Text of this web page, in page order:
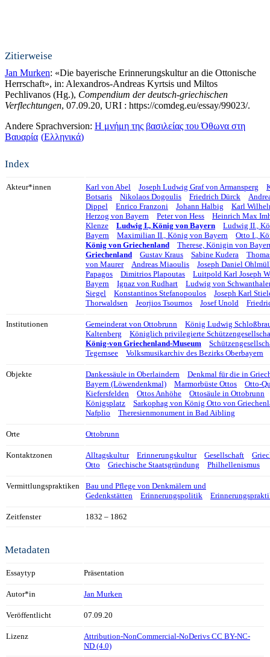
Zitierweise
Jan Murken: «Die bayerische Erinnerungskultur an die Ottonische
Herrschaft», in: Alexandros-Andreas Kyrtsis und Miltos
Pechlivanos (Hg.), Compendium der deutsch-griechischen
Verflechtungen, 07.09.20, URI : https://comdeg.eu/essay/99023/.
Andere Sprachversion: Η μνήμη της βασιλείας του Όθωνα στη
Βαυαρία Ελληνικά
Index
Akteur*innen Karl von Abel Joseph Ludwig Graf von Armansperg
Botsaris
Nikolaos Dogoulis Friedrich Dürck
Dippel
Enrico Franzoni Johann Halbig
Karl
Herzog von Bayern
Peter von Hess
Heinrich Max
Klenze
Ludwig I., König von Bayern
Ludwig II.,
Bayern
Maximilian II., König von Bayern
Otto I.,
König von Griechenland
Therese, Königin von
Griechenland
Gustav Kraus Sabine Kudera
von Maurer
Andreas Miaoulis
Joseph Daniel
Papagos
Dimitrios Plapoutas
Luitpold Karl Joseph
Bayern
Ignaz von Rudhart
Ludwig von
Siegel
Konstantinos Stefanopoulos
Joseph Karl
Thorwaldsen
Jeorjios Tsournos Josef Unold
Institutionen Gemeinderat von Ottobrunn
König Ludwig
Kaltenberg
Königlich privilegierte
König-von Griechenland-Museum
Tegernsee
Volksmusikarchiv des Bezirks Oberbayern
Objekte Dankessäule in Oberlaindern
Denkmal für die in
Bayern (Löwendenkmal)
Marmorbüste Ottos
Otto-
Kiefersfelden
Ottos Anhöhe
Ottosäule in Ottobrunn
Königsplatz
Sarkophag von König Otto von
Nafplio
Theresienmonument in Bad Aibling
Orte Ottobrunn
Kontaktzonen Alltagskultur Erinnerungskultur Gesellschaft
Otto
Griechische Staatsgründung Philhellenismus
Vermittlungspraktiken
Bau und Pflege von Denkmälern und
Gedenkstätten
Erinnerungspolitik
Zeitfenster 1832 – 1862
Metadaten
Essaytyp Präsentation
Autor*in Jan Murken
Veröffentlicht 07.09.20
Lizenz
Attribution-NonCommercial-NoDerivs CC BY-NC-
ND (4.0)